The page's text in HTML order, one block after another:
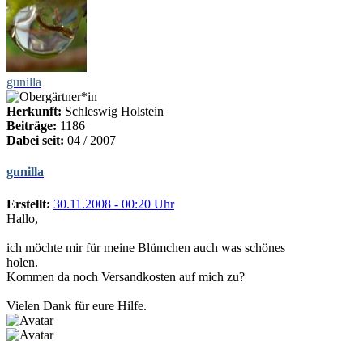
gunilla
Herkunft: Schleswig Holstein
Beiträge: 1186
Dabei seit: 04 / 2007
gunilla
Erstellt: 30.11.2008 - 00:20 Uhr
Hallo,
ich möchte mir für meine Blümchen auch was schönes
holen.
Kommen da noch Versandkosten auf mich zu?
Vielen Dank für eure Hilfe.